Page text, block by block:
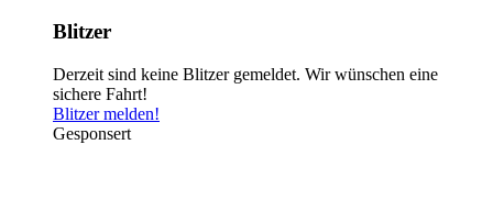
Blitzer
Derzeit sind keine Blitzer gemeldet. Wir wünschen eine
sichere Fahrt!
Blitzer melden!
Gesponsert